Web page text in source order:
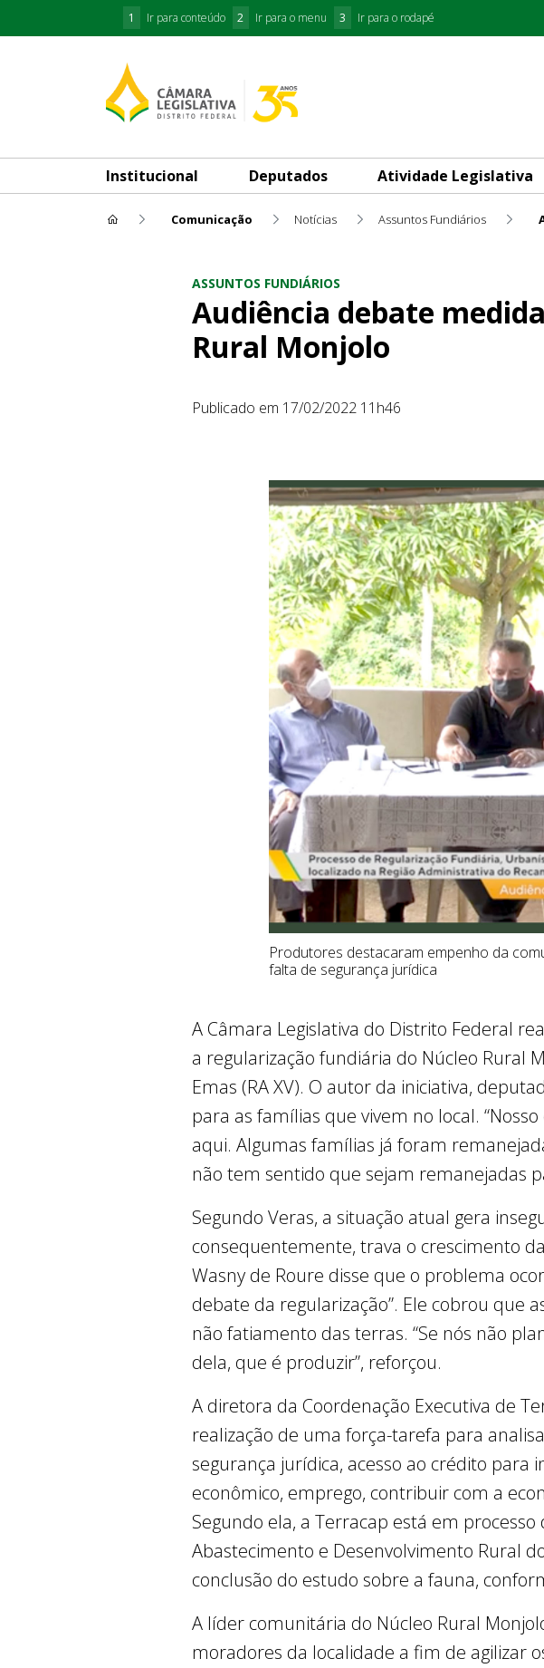
1 Ir para conteúdo 2 Ir para o menu 3 Ir para o rodapé
Institucional Deputados Atividade Legislativa
Comunicação Notícias Assuntos Fundiários
ASSUNTOS FUNDIÁRIOS
Audiência debate
Rural Monjolo
Publicado em 17/02/2022 11h46
Produtores destacaram empenho da
falta de segurança jurídica
A Câmara Legislativa do Distrito Federal
a regularização fundiária do Núcleo Rural
Emas (RA XV). O autor da iniciativa,
para as famílias que vivem no local.
aqui. Algumas famílias já foram
não tem sentido que sejam remanejadas
Segundo Veras, a situação atual gera
consequentemente, trava o crescimento
Wasny de Roure disse que o problema
debate da regularização”. Ele cobrou que
não fatiamento das terras. “Se nós não
dela, que é produzir”, reforçou.
A diretora da Coordenação Executiva de
realização de uma força-tarefa para
segurança jurídica, acesso ao crédito
econômico, emprego, contribuir com a
Segundo ela, a Terracap está em
Abastecimento e Desenvolvimento Rural
conclusão do estudo sobre a fauna,
A líder comunitária do Núcleo Rural
moradores da localidade a fim de agilizar